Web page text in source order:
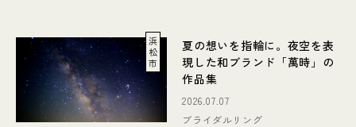
浜
松
市
夏の想いを指輪に。夜空を表
現した和ブランド「萬時」の
作品集
2026.07.07
ブライダルリング